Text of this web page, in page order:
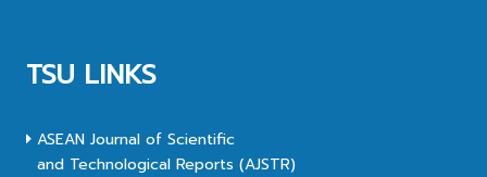
TSU LINKS
ASEAN Journal of Scientific
and Technological Reports (AJSTR)